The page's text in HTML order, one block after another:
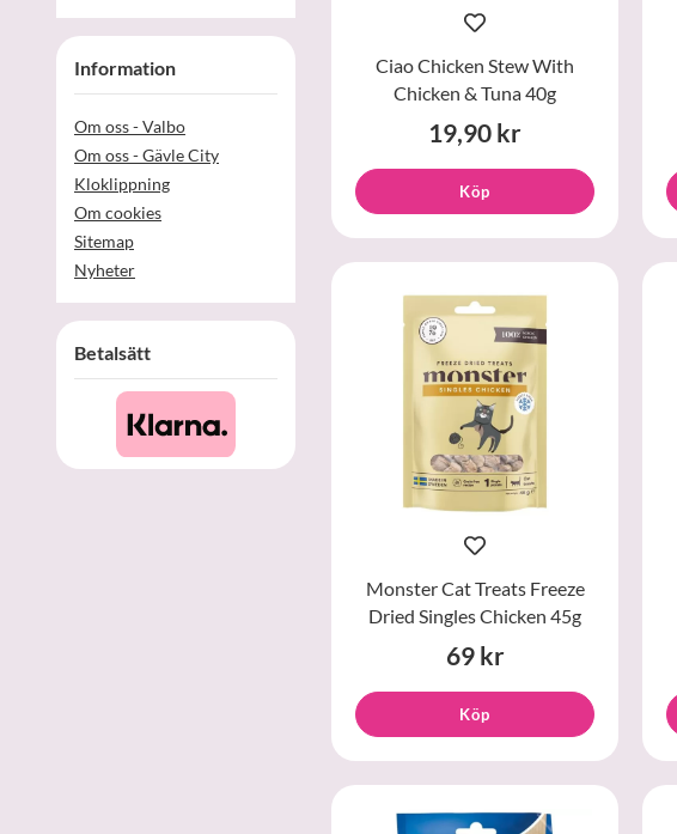
Information
Om oss - Valbo
Om oss - Gävle City
Kloklippning
Om cookies
Sitemap
Nyheter
Betalsätt
Ciao Chicken Stew With
Chicken & Tuna 40g
19,90 kr
Köp
Monster Cat Treats Freeze
Dried Singles Chicken 45g
69 kr
Köp